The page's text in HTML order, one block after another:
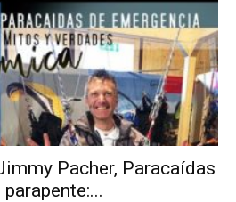
Pacher, Paracaídas